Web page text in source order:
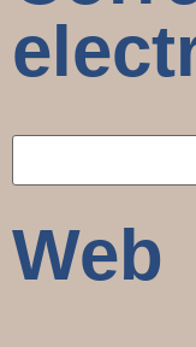
Web